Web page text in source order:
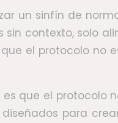
un sinfín de
sin contexto, solo
el protocolo
que el protocolo
para